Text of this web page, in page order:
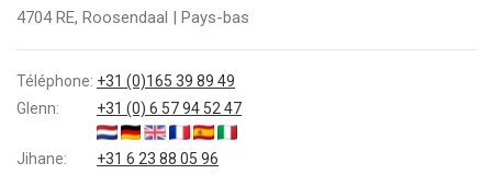
4704 RE, Roosendaal | Pays-bas
Téléphone: +31 (0)165 39 89 49
Glenn:
+31 (0) 6 57 94 52 47
Jihane: +31 6 23 88 05 96